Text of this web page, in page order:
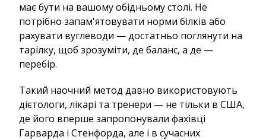
має бути на вашому обідньому столі. Не
потрібно запам'ятовувати норми білків або
рахувати вуглеводи — достатньо поглянути на
тарілку, щоб зрозуміти, де баланс, а де —
перебір.
Такий наочний метод давно використовують
дієтологи, лікарі та тренери — не тільки в США,
де його вперше запропонували фахівці
Гарварда і Стенфорда, але і в сучасних